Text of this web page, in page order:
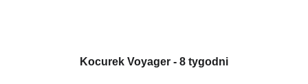
Kocurek Voyager - 8 tygodni